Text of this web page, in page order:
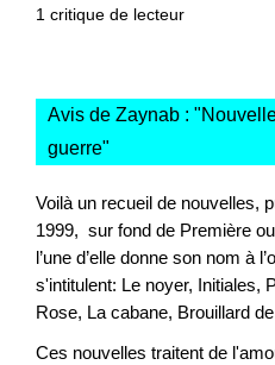
1 critique de lecteur
Avis de Zaynab : "
guerre"
Voilà un recueil de nouvelles,
1999, sur fond de Première
l’une d’elle donne son nom à
s'intitulent: Le noyer, Initiales,
Rose, La cabane, Brouillard
Ces nouvelles traitent de